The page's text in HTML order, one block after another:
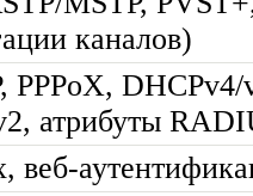
каналов)
PPPoX,
атрибуты
веб-